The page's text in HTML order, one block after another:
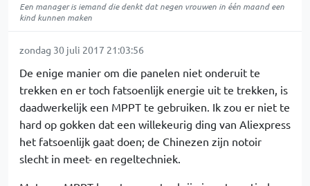
Een manager is iemand die denkt dat negen vrouwen in één maand een
kind kunnen maken
zondag 30 juli 2017 21:03:56
De enige manier om die panelen niet onderuit te
trekken en er toch fatsoenlijk energie uit te trekken, is
daadwerkelijk een MPPT te gebruiken. Ik zou er niet te
hard op gokken dat een willekeurig ding van Aliexpress
het fatsoenlijk gaat doen; de Chinezen zijn notoir
slecht in meet- en regeltechniek.